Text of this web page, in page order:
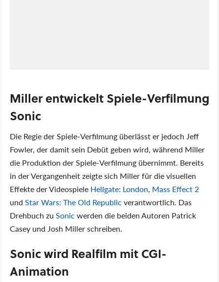
Miller entwickelt Spiele-Verfilmung
Sonic
Die Regie der Spiele-Verfilmung überlässt er jedoch Jeff
Fowler, der damit sein Debüt geben wird, während Miller
die Produktion der Spiele-Verfilmung übernimmt. Bereits
in der Vergangenheit zeigte sich Miller für die visuellen
Effekte der Videospiele Hellgate: London, Mass Effect 2
und Star Wars: The Old Republic verantwortlich. Das
Drehbuch zu Sonic werden die beiden Autoren Patrick
Casey und Josh Miller schreiben.
Sonic wird Realfilm mit CGI-
Animation